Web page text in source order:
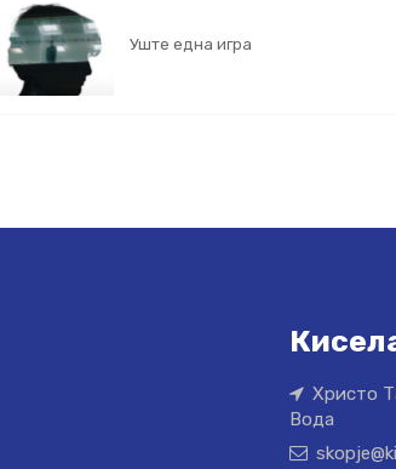
Уште една игра
Христо
Вода